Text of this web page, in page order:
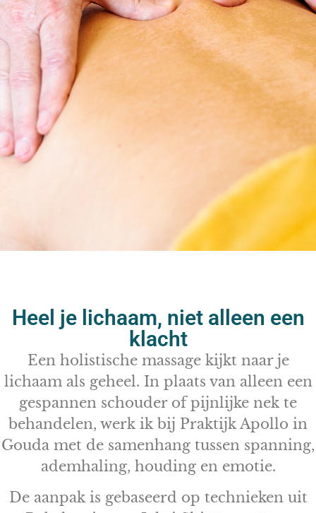
Heel je lichaam, niet alleen een
klacht
Een holistische massage kijkt naar je
lichaam als geheel. In plaats van alleen een
gespannen schouder of pijnlijke nek te
behandelen, werk ik bij Praktijk Apollo in
Gouda met de samenhang tussen spanning,
ademhaling, houding en emotie.
De aanpak is gebaseerd op technieken uit